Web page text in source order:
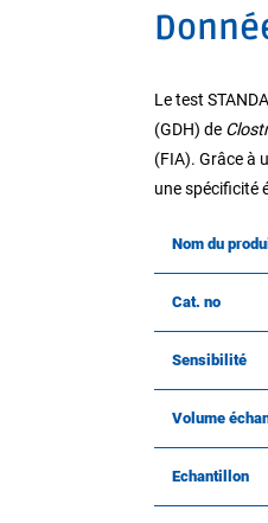
Le test
(GDH) de
(FIA). Grâce à
une spécificité
Nom du
Cat. no
Sensibilité
Volume
Echantillon